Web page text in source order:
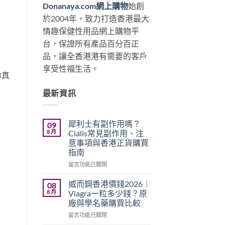
Donanaya.com網上購物始創
於2004年，致力打造香港最大
情趣保健性用品網上購物平
台，保證所有產品百分百正
品，讓全香港港有需要的客戶
享受性福生活。
最新資訊
09
8 月
犀利士有副作用嗎？
Cialis常見副作用、注
意事項與香港正貨購買
指南
在
利
士
有
副
作
留言功能已關閉
08
8 月
威而鋼香港價錢2026｜
Viagra一粒多少錢？原
廠與學名藥購買比較
在
留言功能已關閉